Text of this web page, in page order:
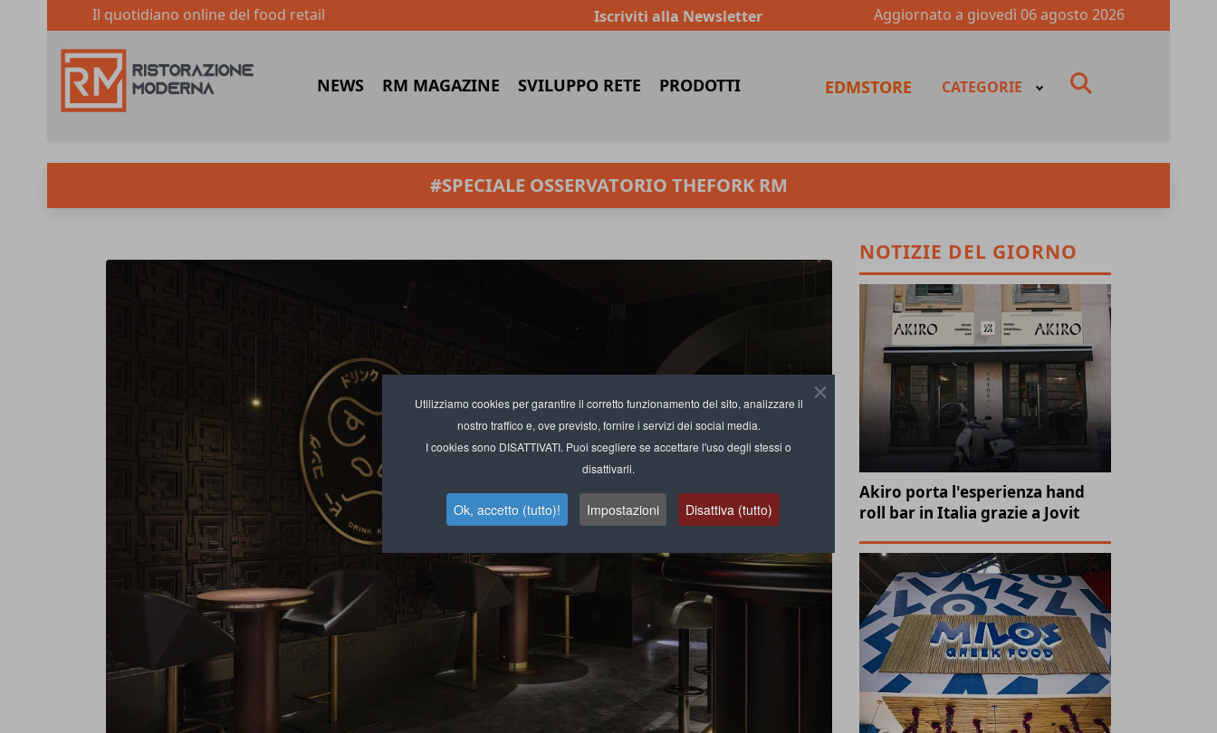
Utilizziamo cookies per garantire il corretto funzionamento del sito, analizzare il
nostro traffico e, ove previsto, fornire i servizi dei social media.
I cookies sono DISATTIVATI. Puoi scegliere se accettare l'uso degli stessi o
disattivarli.
Ok, accetto (tutto)! Impostazioni Disattiva (tutto)
Il quotidiano online del food retail Iscriviti alla Newsletter Aggiornato a giovedì 06 agosto 2026
NEWS RM MAGAZINE SVILUPPO RETE PRODOTTI EDMSTORE CATEGORIE
#SPECIALE OSSERVATORIO THEFORK RM
NOTIZIE DEL GIORNO
Akiro porta l'esperienza hand
roll bar in Italia grazie a Jovit